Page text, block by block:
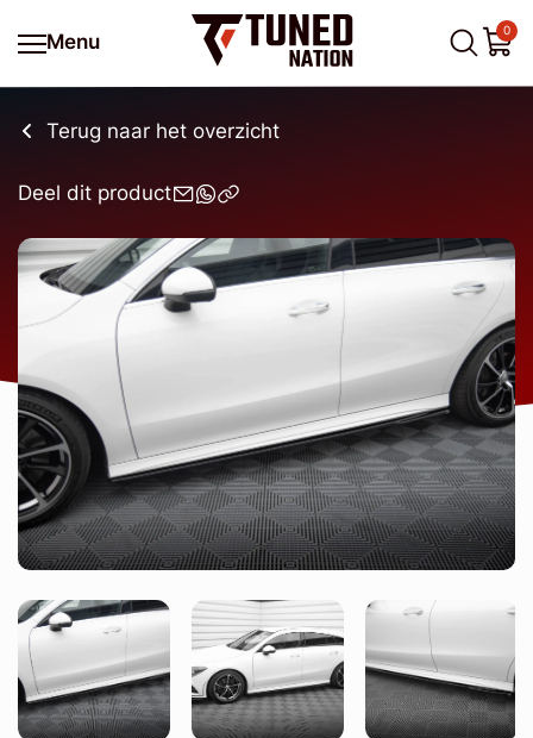
Menu
0
Terug naar het overzicht
Deel dit product